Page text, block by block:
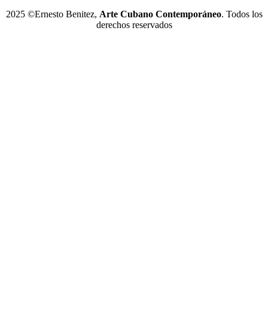
2025 ©Ernesto Benitez, Arte Cubano Contemporáneo. Todos los
derechos reservados